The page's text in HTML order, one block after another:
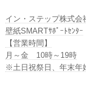
イン・ステップ株式会
壁紙SMARTｻﾎﾟｰﾄｾﾝﾀｰ
【営業時間】
月～金 10時～19時
※土日祝祭日、年末年